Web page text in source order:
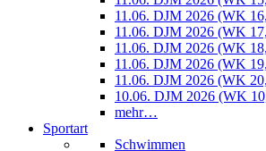
11.06. DJM 2026 (WK
11.06. DJM 2026 (WK
11.06. DJM 2026 (WK
11.06. DJM 2026 (WK
11.06. DJM 2026 (WK
10.06. DJM 2026 (WK
mehr…
Sportart
Schwimmen